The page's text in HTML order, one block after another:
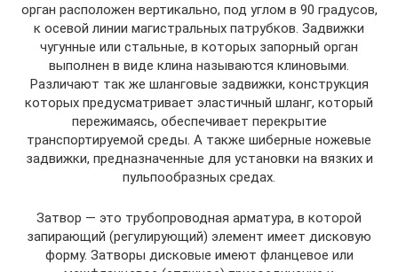
орган расположен вертикально, под углом в 90 градусов,
к осевой линии магистральных патрубков. Задвижки
чугунные или стальные, в которых запорный орган
выполнен в виде клина называются клиновыми.
Различают так же шланговые задвижки, конструкция
которых предусматривает эластичный шланг, который
пережимаясь, обеспечивает перекрытие
транспортируемой среды. А также шиберные ножевые
задвижки, предназначенные для установки на вязких и
пульпообразных средах.
Затвор — это трубопроводная арматура, в которой
запирающий (регулирующий) элемент имеет дисковую
форму. Затворы дисковые имеют фланцевое или